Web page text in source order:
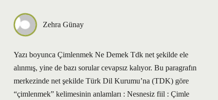
Zehra Günay
Yazı boyunca Çimlenmek Ne Demek Tdk net şekilde ele
alınmış, yine de bazı sorular cevapsız kalıyor. Bu paragrafın
merkezinde net şekilde Türk Dil Kurumu’na (TDK) göre
“çimlenmek” kelimesinin anlamları : Nesnesiz fiil : Çimle